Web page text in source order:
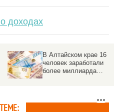
доходах
В Алтайском крае 16
человек заработали
более миллиарда